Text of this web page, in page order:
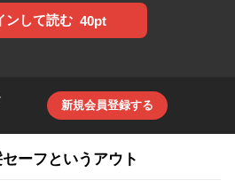
ンして読む 40pt
新規会員登録する
ーフというアウト